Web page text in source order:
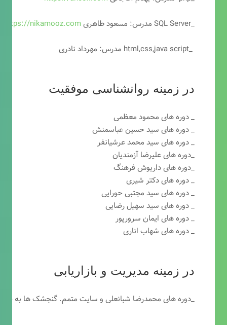
_SQL Server مدرس: مسعود طاهری
https://nikamooz.com
_html,css,java script مدرس: مهرداد نادری
در زمینه روانشناسی موفقیت
_ دوره های محمود معظمی
_ دوره های سید حسین عباسمنش
_ دوره های سید محمد عرشیانفر
_دوره های علیرضا آزمندیان
_دوره های داریوش فرهنگ
_ دوره های دکتر شیری
_ دوره های سید مجتبی حورایی
_ دوره های سید سهیل رضایی
_ دوره های ایمان سرورپور
_ دوره های شهاب اناری
در زمینه مدیریت و بازاریابی
_دوره های محمدرضا شبانعلی و سایت متمم. گنجشک ها به